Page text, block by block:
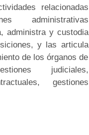
relacionadas
administrativas
administra y custodia
y las articula
de los órganos de
judiciales,
gestiones